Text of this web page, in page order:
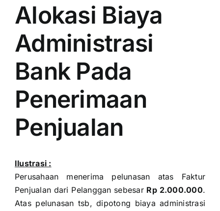
Alokasi Biaya
Administrasi
Bank Pada
Penerimaan
Penjualan
Ilustrasi :
Perusahaan menerima pelunasan atas Faktur
Penjualan dari Pelanggan sebesar Rp 2.000.000.
Atas pelunasan tsb, dipotong biaya administrasi